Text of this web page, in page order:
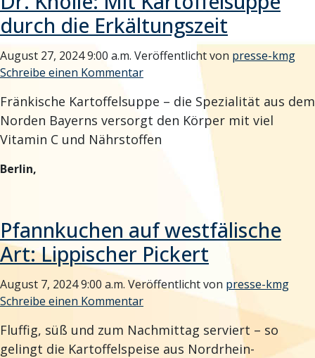
durch die Erkältungszeit
August 27, 2024 9:00 a.m. Veröffentlicht von presse-kmg
Schreibe einen Kommentar
Fränkische Kartoffelsuppe – die Spezialität aus dem
Norden Bayerns versorgt den Körper mit viel
Vitamin C und Nährstoffen
Berlin,
Pfannkuchen auf westfälische
Art: Lippischer Pickert
August 7, 2024 9:00 a.m. Veröffentlicht von presse-kmg
Schreibe einen Kommentar
Fluffig, süß und zum Nachmittag serviert – so
gelingt die Kartoffelspeise aus Nordrhein-